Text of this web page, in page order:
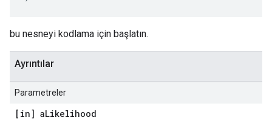
bu nesneyi kodlama için başlatın.
Ayrıntılar
Parametreler
[in] aLikelihood